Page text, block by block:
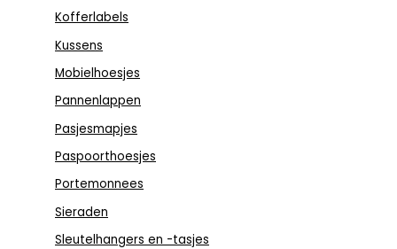
Kofferlabels
Kussens
Mobielhoesjes
Pannenlappen
Pasjesmapjes
Paspoorthoesjes
Portemonnees
Sieraden
Sleutelhangers en -tasjes